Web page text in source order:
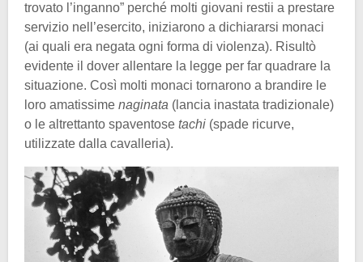
trovato l’inganno” perché molti giovani restii a prestare
servizio nell’esercito, iniziarono a dichiararsi monaci
(ai quali era negata ogni forma di violenza). Risultò
evidente il dover allentare la legge per far quadrare la
situazione. Così molti monaci tornarono a brandire le
loro amatissime naginata (lancia inastata tradizionale)
o le altrettanto spaventose tachi (spade ricurve,
utilizzate dalla cavalleria).